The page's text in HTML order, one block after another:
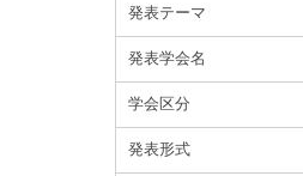
発表テーマ
発表学会名
学会区分
発表形式